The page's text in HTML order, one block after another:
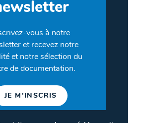
vous à notre
et recevez notre
et notre sélection du
de documentation.
JE M'INSCRIS